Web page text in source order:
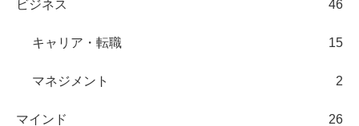
ビジネス 46
キャリア・転職 15
マネジメント 2
マインド 26